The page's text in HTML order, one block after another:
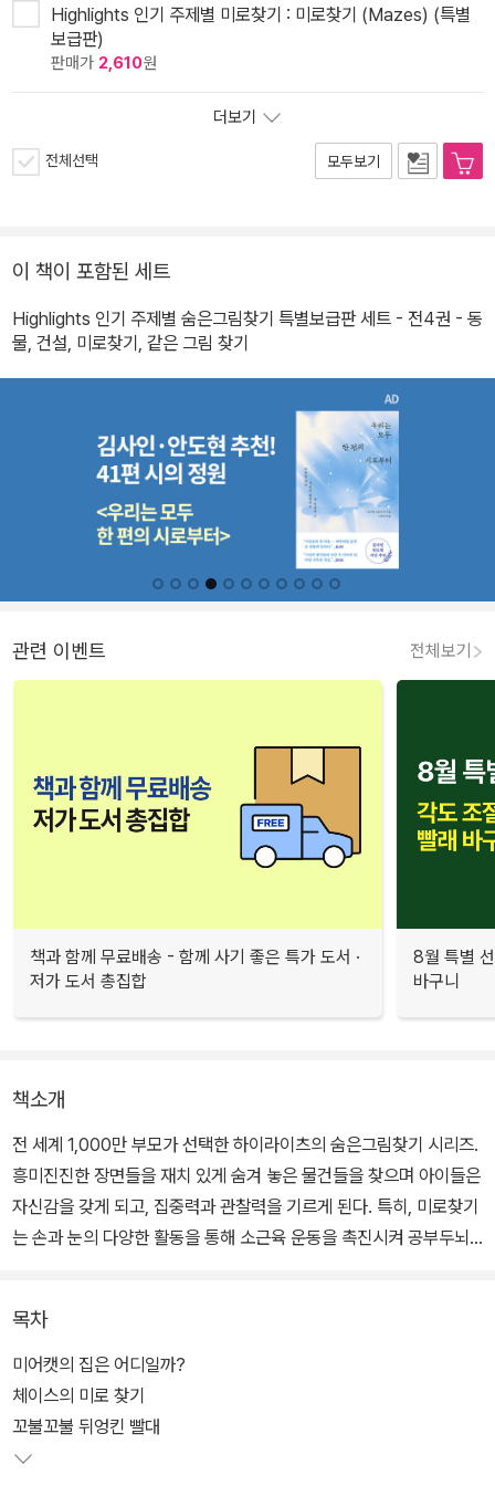
Highlights 인기 주제별 미로찾기 : 미로찾기 (Mazes) (특별
보급판)
판매가 2,610원
더보기
전체선택 모두보기
이 책이 포함된 세트
Highlights 인기 주제별 숨은그림찾기 특별보급판 세트 - 전4권 - 동
물, 건설, 미로찾기, 같은 그림 찾기
관련 이벤트 전체보기
책과 함께 무료배송 - 함께 사기 좋은 특가 도서 ·
저가 도서 총집합
8월 특별
바구니
책소개
전 세계 1,000만 부모가 선택한 하이라이츠의 숨은그림찾기 시리즈.
흥미진진한 장면들을 재치 있게 숨겨 놓은 물건들을 찾으며 아이들은
자신감을 갖게 되고, 집중력과 관찰력을 기르게 된다. 특히, 미로찾기
는 손과 눈의 다양한 활동을 통해 소근육 운동을 촉진시켜 공부두뇌
목차
미어캣의 집은 어디일까?
체이스의 미로 찾기
꼬불꼬불 뒤엉킨 빨대